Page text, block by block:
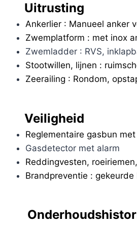
Uitrusting
Ankerlier : Manueel anker
Zwemplatform : met inox
Zwemladder : RVS,
Stootwillen, lijnen :
Zeerailing : Rondom,
Veiligheid
Reglementaire gasbun
Gasdetector met alarm
Reddingvesten,
Brandpreventie :